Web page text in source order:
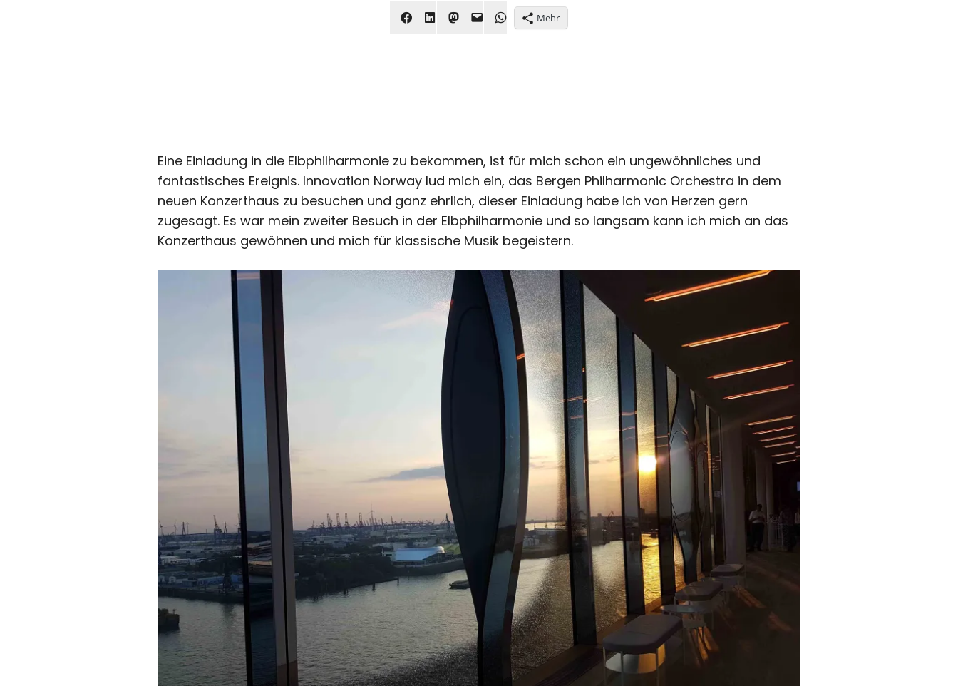
Mehr
Eine Einladung in die Elbphilharmonie zu bekommen, ist für mich schon ein ungewöhnliches und
fantastisches Ereignis. Innovation Norway lud mich ein, das Bergen Philharmonic Orchestra in dem
neuen Konzerthaus zu besuchen und ganz ehrlich, dieser Einladung habe ich von Herzen gern
zugesagt. Es war mein zweiter Besuch in der Elbphilharmonie und so langsam kann ich mich an das
Konzerthaus gewöhnen und mich für klassische Musik begeistern.